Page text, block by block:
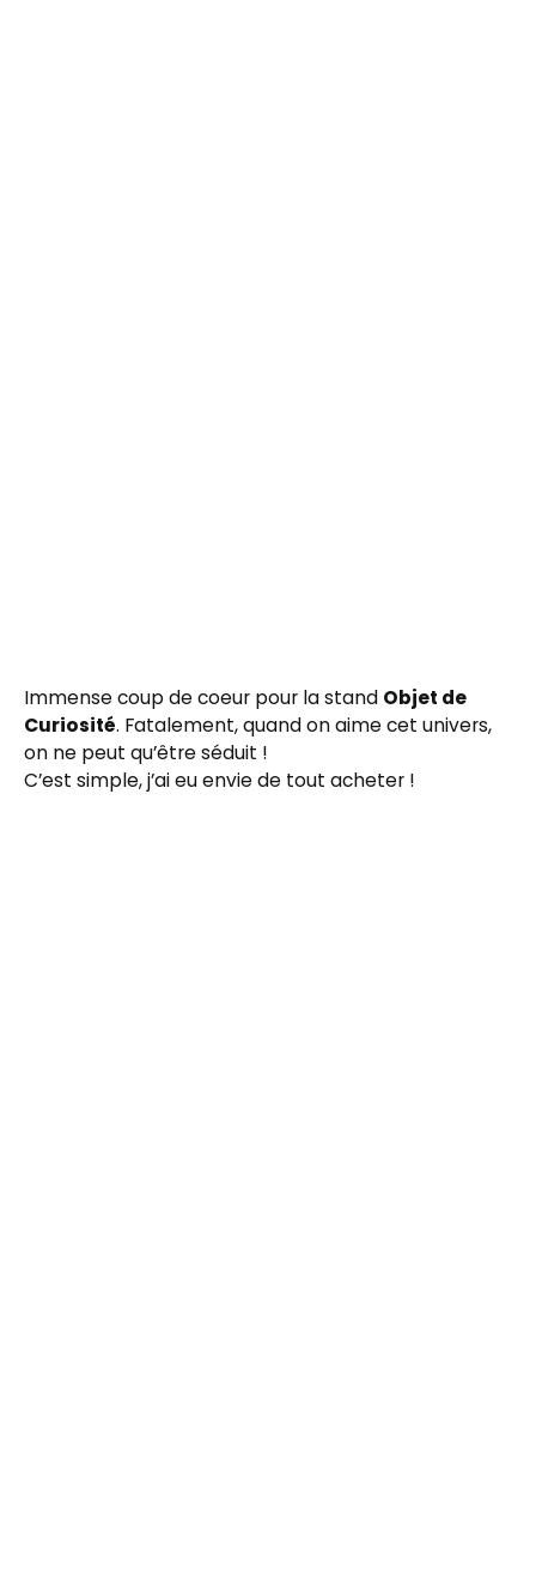
Immense coup de coeur pour la stand Objet de
Curiosité. Fatalement, quand on aime cet univers,
on ne peut qu’être séduit !
C’est simple, j’ai eu envie de tout acheter !